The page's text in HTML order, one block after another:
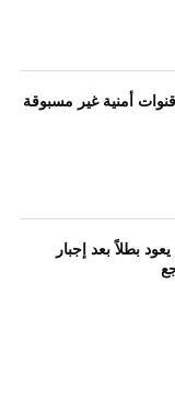
أمنية غير مسبوقة
بطلاً بعد إجبار